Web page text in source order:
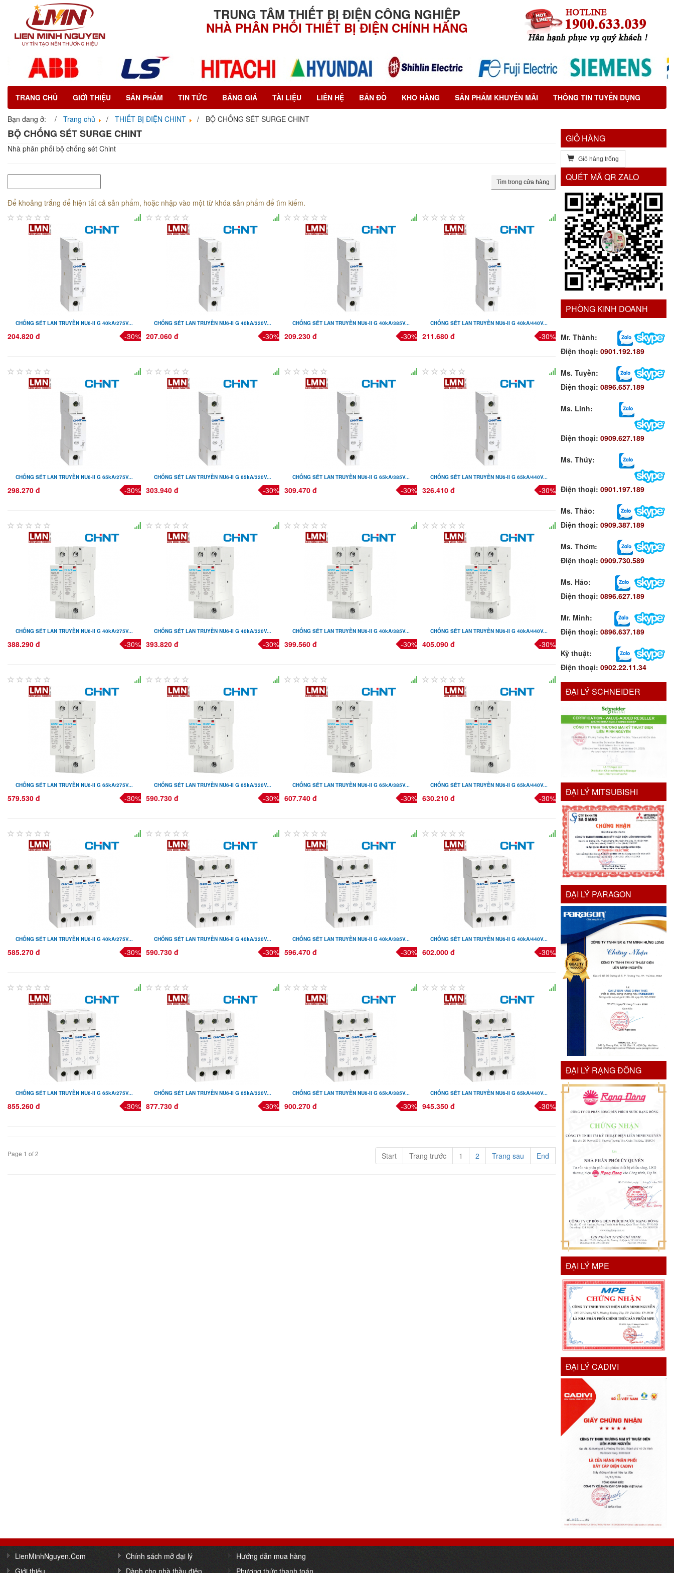
TRUNG TÂM THIẾT BỊ ĐIỆN CÔNG NGHIỆP
NHÀ PHÂN PHỐI THIẾT BỊ ĐIỆN CHÍNH HÃNG
TRANG CHỦ GIỚI THIỆU SẢN PHẨM TIN TỨC BẢNG GIÁ TÀI LIỆU LIÊN HỆ BẢN ĐỒ KHO HÀNG SẢN PHẨM KHUYẾN MÃI THÔNG TIN TUYỂN DỤNG
Bạn đang ở: Trang chủ THIẾT BỊ ĐIỆN CHINT BỘ CHỐNG SÉT SURGE CHINT
BỘ CHỐNG SÉT SURGE CHINT
Nhà phân phối bộ chống sét Chint
Tìm trong cửa hàng
Để khoảng trắng để hiện tất cả sản phẩm, hoặc nhập vào một từ khóa sản phẩm để tìm kiếm.
CHỐNG SÉT LAN TRUYỀN NU6-II G 40kA/275V...
204.820 đ -30%
CHỐNG SÉT LAN TRUYỀN NU6-II G 40kA/320V...
207.060 đ -30%
CHỐNG SÉT LAN TRUYỀN NU6-II G 40kA/385V...
209.230 đ -30%
CHỐNG SÉT LAN TRUYỀN NU6-II G 40kA/440V...
211.680 đ -30%
CHỐNG SÉT LAN TRUYỀN NU6-II G 65kA/275V...
298.270 đ -30%
CHỐNG SÉT LAN TRUYỀN NU6-II G 65kA/320V...
303.940 đ -30%
CHỐNG SÉT LAN TRUYỀN NU6-II G 65kA/385V...
309.470 đ -30%
CHỐNG SÉT LAN TRUYỀN NU6-II G 65kA/440V...
326.410 đ -30%
CHỐNG SÉT LAN TRUYỀN NU6-II G 40kA/275V...
388.290 đ -30%
CHỐNG SÉT LAN TRUYỀN NU6-II G 40kA/320V...
393.820 đ -30%
CHỐNG SÉT LAN TRUYỀN NU6-II G 40kA/385V...
399.560 đ -30%
CHỐNG SÉT LAN TRUYỀN NU6-II G 40kA/440V...
405.090 đ -30%
CHỐNG SÉT LAN TRUYỀN NU6-II G 65kA/275V...
579.530 đ -30%
CHỐNG SÉT LAN TRUYỀN NU6-II G 65kA/320V...
590.730 đ -30%
CHỐNG SÉT LAN TRUYỀN NU6-II G 65kA/385V...
607.740 đ -30%
CHỐNG SÉT LAN TRUYỀN NU6-II G 65kA/440V...
630.210 đ -30%
CHỐNG SÉT LAN TRUYỀN NU6-II G 40kA/275V...
585.270 đ -30%
CHỐNG SÉT LAN TRUYỀN NU6-II G 40kA/320V...
590.730 đ -30%
CHỐNG SÉT LAN TRUYỀN NU6-II G 40kA/385V...
596.470 đ -30%
CHỐNG SÉT LAN TRUYỀN NU6-II G 40kA/440V...
602.000 đ -30%
CHỐNG SÉT LAN TRUYỀN NU6-II G 65kA/275V...
855.260 đ -30%
CHỐNG SÉT LAN TRUYỀN NU6-II G 65kA/320V...
877.730 đ -30%
CHỐNG SÉT LAN TRUYỀN NU6-II G 65kA/385V...
900.270 đ -30%
CHỐNG SÉT LAN TRUYỀN NU6-II G 65kA/440V...
945.350 đ -30%
Page 1 of 2 Start Trang trước 1 2 Trang sau End
GIỎ HÀNG
Giỏ hàng trống
QUÉT MÃ QR ZALO
PHÒNG KINH DOANH
Mr. Thành:
Điện thoại:0901.192.189
Ms. Tuyền:
Điện thoại:0896.657.189
Ms. Linh:
Điện thoại: 0909.627.189
Ms. Thúy:
Điện thoại:0901.197.189
Ms. Thảo:
Điện thoại:0909.387.189
Ms. Thơm:
Điện thoại:0909.730.589
Ms. Hảo:
Điện thoại:0896.627.189
Mr. Minh:
Điện thoại:0896.637.189
Kỹ thuật:
Điện thoại:0902.22.11.34
ĐẠI LÝ SCHNEIDER
ĐẠI LÝ MITSUBISHI
ĐẠI LÝ PARAGON
ĐẠI LÝ RẠNG ĐÔNG
ĐẠI LÝ MPE
ĐẠI LÝ CADIVI
LienMinhNguyen.Com
Giới thiệu
Chính sách mở đại lý
Dành cho nhà thầu điện
Hướng dẫn mua hàng
Phương thức thanh toán